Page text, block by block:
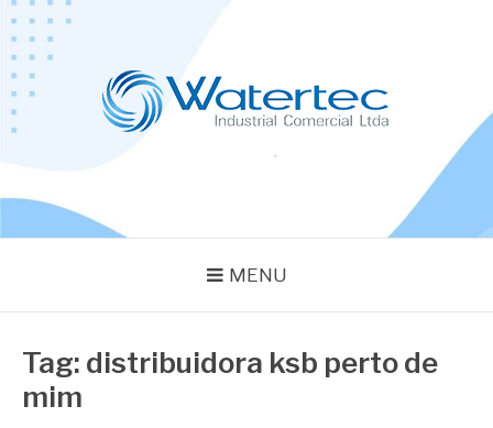
Pular
para
conteúdo
MENU
Tag: distribuidora ksb perto de
mim